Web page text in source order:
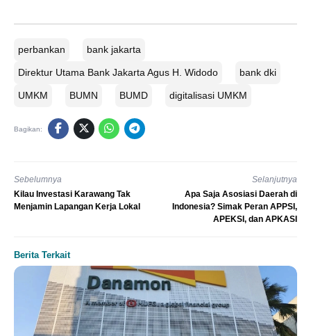
perbankan bank jakarta
Direktur Utama Bank Jakarta Agus H. Widodo bank dki
UMKM BUMN BUMD digitalisasi UMKM
Bagikan:
Sebelumnya
Kilau Investasi Karawang Tak
Menjamin Lapangan Kerja Lokal
Selanjutnya
Apa Saja Asosiasi Daerah di
Indonesia? Simak Peran APPSI,
APEKSI, dan APKASI
Berita Terkait